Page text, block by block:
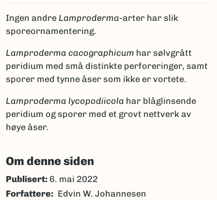
Ingen andre Lamproderma-arter har slik
sporeornamentering.
Lamproderma cacographicum har sølvgrått
peridium med små distinkte perforeringer, samt
sporer med tynne åser som ikke er vortete.
Lamproderma lycopodiicola har blåglinsende
peridium og sporer med et grovt nettverk av
høye åser.
Om denne siden
Publisert: 6. mai 2022
Forfattere
Edvin W. Johannesen